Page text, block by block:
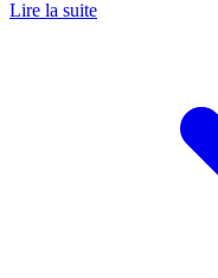
Lire la suite